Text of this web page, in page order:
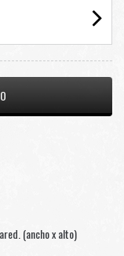
(ancho x alto)